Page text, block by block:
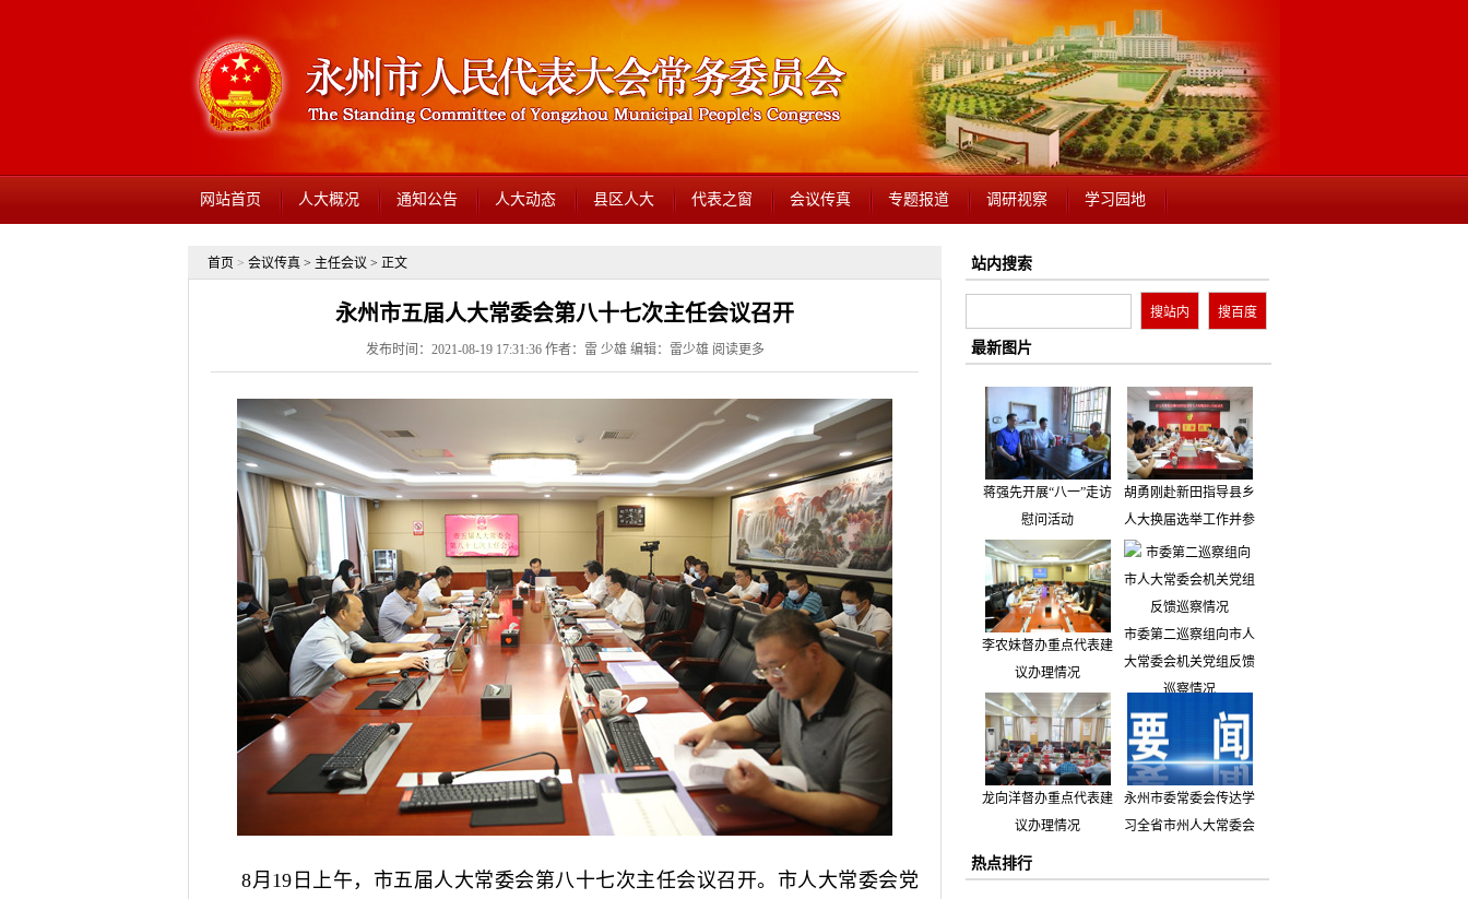
网站首页 人大概况 通知公告 人大动态 县区人大 代表之窗 会议传真 专题报道 调研视察 学习园地
首页 > 会议传真 > 主任会议 > 正文
永州市五届人大常委会第八十七次主任会议召开
发布时间：2021-08-19 17:31:36 作者：雷 少雄 编辑：雷少雄 阅读更多
8月19日上午，市五届人大常委会第八十七次主任会议召开。市人大常委会党
站内搜索
最新图片
蒋强先开展“八一”走访
慰问活动
胡勇刚赴新田指导县乡
人大换届选举工作并参
加市人大代表小组主题
活动
李农妹督办重点代表建
议办理情况
市委第二巡察组向市人
大常委会机关党组反馈
巡察情况
龙向洋督办重点代表建
议办理情况
永州市委常委会传达学
习全省市州人大常委会
关精神 专题听取省人
热点排行